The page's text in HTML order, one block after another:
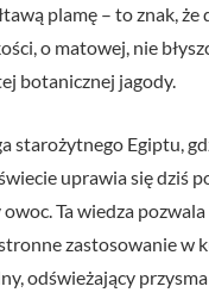
plamę – to znak,
o matowej, nie
botanicznej jagody.
starożytnego Egiptu,
uprawia się dziś
Ta wiedza
zastosowanie
odświeżający